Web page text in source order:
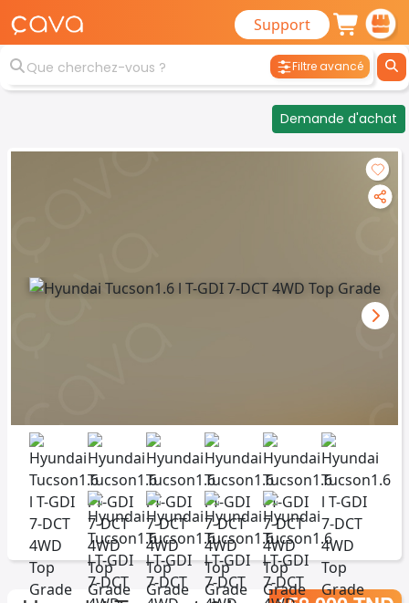
Support
Filtre avancé
Demande d'achat